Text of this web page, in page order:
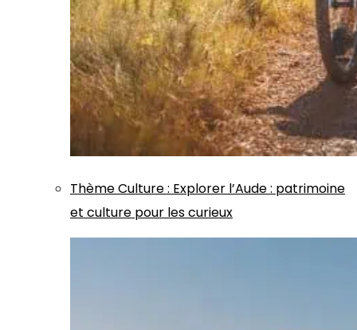
ThèmeCulture: Explorer l’Aude : patrimoine
et culture pour les curieux